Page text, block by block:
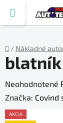
obsah
Domov
/ Nákladné
Priemerné
hodnotenie
produktu
Neohodnotené
Značka: Covind
AKCIA